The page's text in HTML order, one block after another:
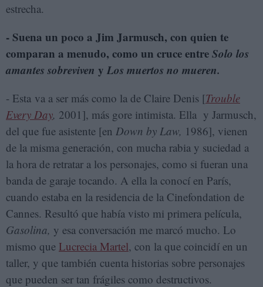
estrecha.
- Suena un poco a Jim Jarmusch, con quien te
comparan a menudo, como un cruce entreSolo los
amantes sobreviven y Los muertos no mueren.
- Esta va a ser más como la de Claire Denis [Trouble
Every Day, 2001], más gore intimista. Ella y Jarmusch,
del que fue asistente [en Down by Law, 1986], vienen
de la misma generación, con mucha rabia y suciedad a
la hora de retratar a los personajes, como si fueran una
banda de garaje tocando. A ella la conocí en París,
cuando estaba en la residencia de la Cinefondation de
Cannes. Resultó que había visto mi primera película,
Gasolina, y esa conversación me marcó mucho. Lo
mismo que Lucrecia Martel, con la que coincidí en un
taller, y que también cuenta historias sobre personajes
que pueden ser tan frágiles como destructivos.